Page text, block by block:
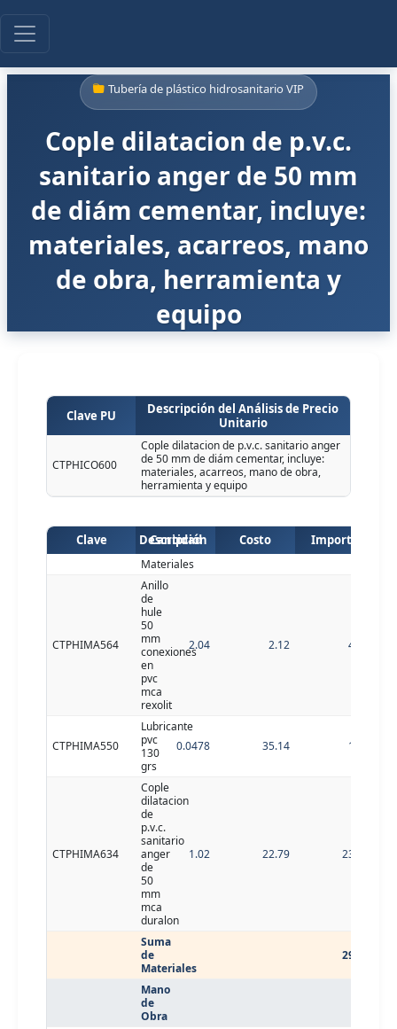
Tubería de plástico hidrosanitario VIP
Cople dilatacion de p.v.c.
sanitario anger de 50 mm
de diám cementar, incluye:
materiales, acarreos, mano
de obra, herramienta y
equipo
Clave PU
Descripción del Análisis de Precio
Unitario
CTPHICO600
Cople dilatacion de p.v.c. sanitario anger
de 50 mm de diám cementar, incluye:
materiales, acarreos, mano de obra,
herramienta y equipo
Clave Descripción
Cantidad Costo Importe
Materiales
CTPHIMA564
Anillo
de
hule
50
mm
conexiones
en
pvc
mca
rexolit
2.04 2.12 4.32
CTPHIMA550
Lubricante
pvc
130
grs
0.0478 35.14 1.68
CTPHIMA634
Cople
dilatacion
de
p.v.c.
sanitario
anger
de
50
mm
mca
duralon
1.02 22.79 23.25
Suma
de
Materiales
29.25
Mano
de
Obra